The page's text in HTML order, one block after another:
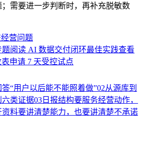
需要进一步判断时，再补充脱敏数
营问题
题阅读 AI 数据交付闭环最佳实践查看
申请 7 天受控试点
“用户以后能不能照着做”02从源库到
六类证据03 日报结构要服务经营动作，
资料要讲清楚能力，也要讲清楚不承诺